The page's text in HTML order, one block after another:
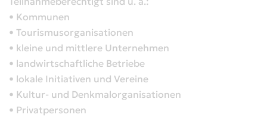
• Kommunen
• Tourismusorganisationen
• kleine und mittlere Unternehmen
• landwirtschaftliche Betriebe
• lokale Initiativen und Vereine
• Kultur- und Denkmalorganisationen
• Privatpersonen